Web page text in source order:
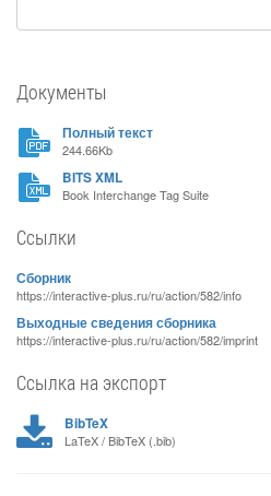
Документы
Полный текст
244.66Kb
BITS XML
Book Interchange Tag Suite
Ссылки
Сборник
https://interactive-plus.ru/ru/action/582/info
Выходные сведения сборника
https://interactive-plus.ru/ru/action/582/imprint
Ссылка на экспорт
BibTeX
LaTeX / BibTeX (.bib)